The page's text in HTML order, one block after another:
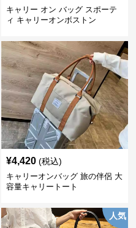
キャリー オン バッグ スポーテ
ィ キャリーオンボストン
¥4,420 (税込)
キャリーオンバッグ 旅の伴侶 大
容量キャリートート
人気